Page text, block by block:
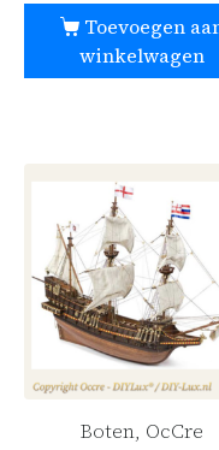
Toevoegen
winkelwagen
Boten, OcCre